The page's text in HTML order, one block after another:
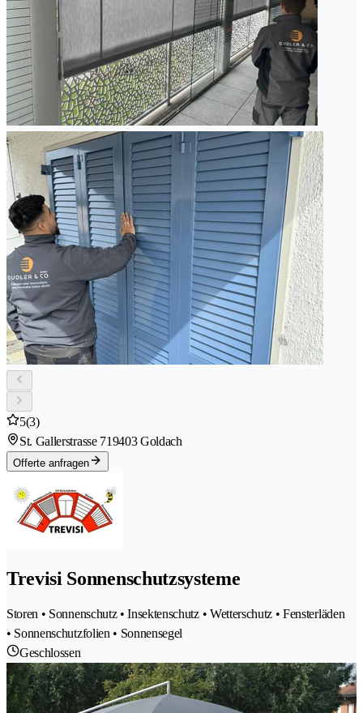
5(3)
St. Gallerstrasse 719403 Goldach
Offerte anfragen
Trevisi Sonnenschutzsysteme
Storen • Sonnenschutz • Insektenschutz • Wetterschutz • Fensterläden
• Sonnenschutzfolien • Sonnensegel
Geschlossen